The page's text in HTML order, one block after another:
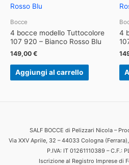
Bocce
4 bocce modello Tuttocolore
107 920 – Bianco Rosso Blu
149,00 €
Aggiungi al carrello
4
SALF BOCCE di Pelizzari Nicola –
Via XXV Aprile, 32 – 44033 Cologna
P.IVA: IT 01261110389 – C.F.:
Iscrizione al Registro Imprese di